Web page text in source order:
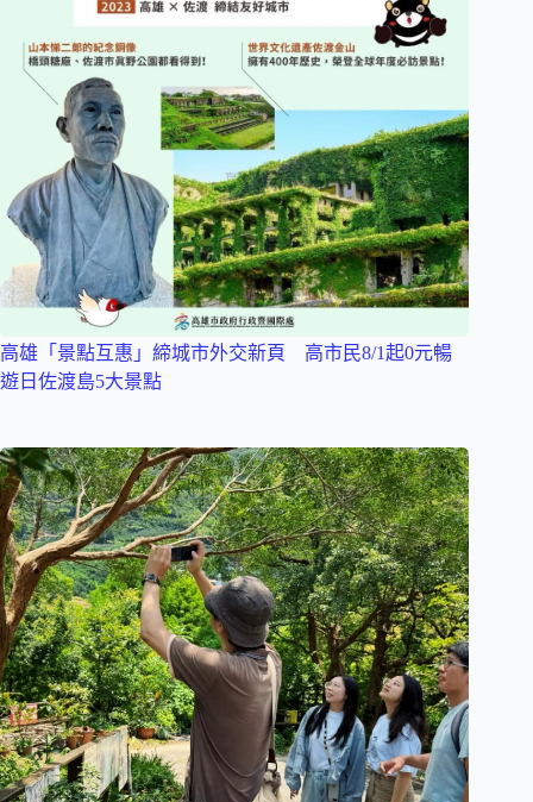
高雄「景點互惠」締城市外交新頁 高市民8/1起0元暢
遊日佐渡島5大景點